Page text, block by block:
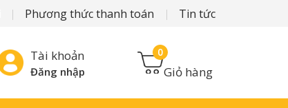
Phương thức thanh toán Tin tức
Tài khoản
Đăng nhập Giỏ hàng
0